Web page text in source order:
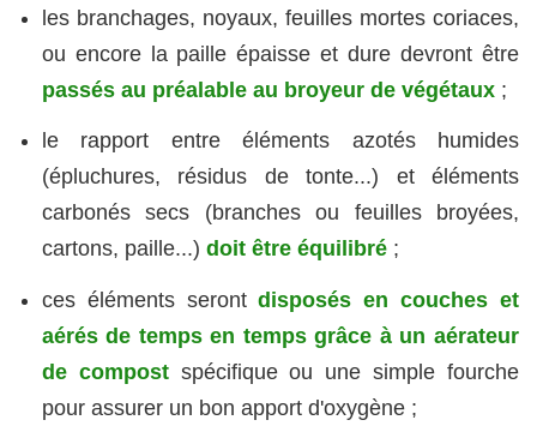
les branchages, noyaux, feuilles mortes coriaces,
ou encore la paille épaisse et dure devront être
passés au préalable au broyeur de végétaux;
le rapport entre éléments azotés humides
(épluchures, résidus de tonte...) et éléments
carbonés secs (branches ou feuilles broyées,
cartons, paille...) doit être équilibré;
ces éléments serontdisposés en couches et
aérés de temps en temps grâce à un aérateur
de compostspécifique ou une simple fourche
pour assurer un bon apport d'oxygène ;